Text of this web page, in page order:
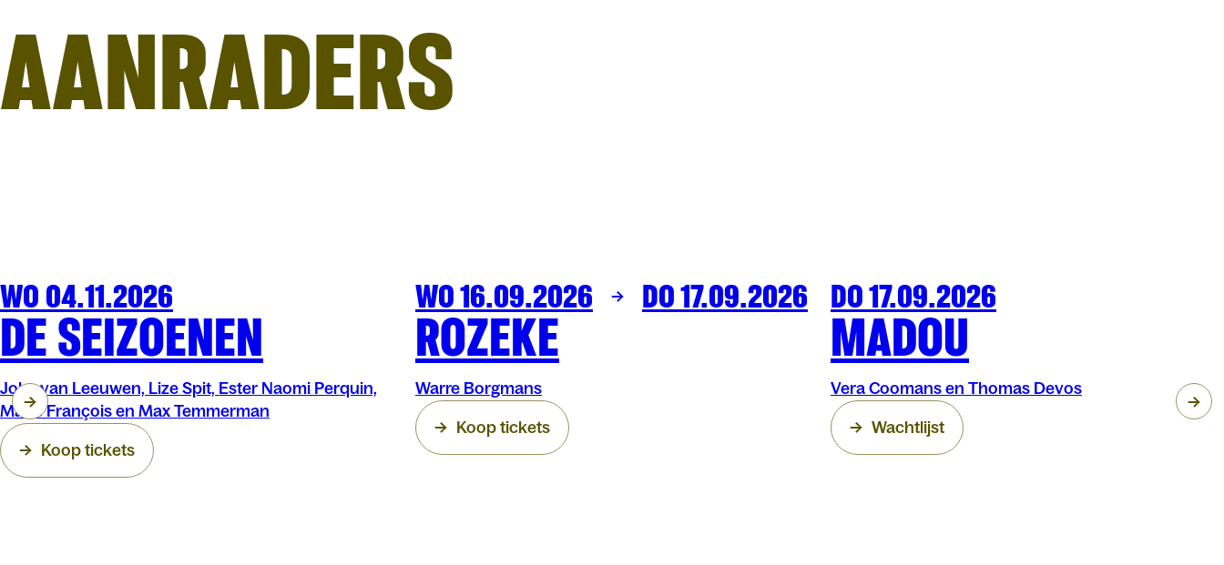
AANRADERS
WOORDARENBERG
WO 04.11.2026
DE SEIZOENEN
Joke van Leeuwen, Lize Spit, Ester Naomi Perquin,
Marie François en Max Temmerman
Koop tickets
THEATERARENBERG
WO 16.09.2026 DO 17.09.2026
ROZEKE
Warre Borgmans
Koop tickets
MUZIEKMATINÉE DORÉE
DO 17.09.2026
MADOU
Vera Coomans en Thomas Devos
Wachtlijst